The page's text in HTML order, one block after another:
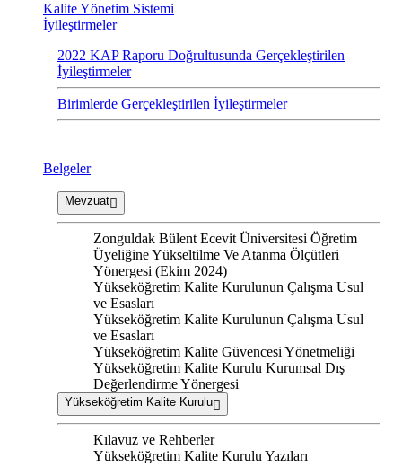
Kalite Yönetim Sistemi
İyileştirmeler
2022 KAP Raporu Doğrultusunda Gerçekleştirilen
İyileştirmeler
Birimlerde Gerçekleştirilen İyileştirmeler
Belgeler
Mevzuat
Zonguldak Bülent Ecevit Üniversitesi Öğretim
Üyeliğine Yükseltilme Ve Atanma Ölçütleri
Yönergesi (Ekim 2024)
Yükseköğretim Kalite Kurulunun Çalışma Usul
ve Esasları
Yükseköğretim Kalite Kurulunun Çalışma Usul
ve Esasları
Yükseköğretim Kalite Güvencesi Yönetmeliği
Yükseköğretim Kalite Kurulu Kurumsal Dış
Değerlendirme Yönergesi
Yükseköğretim Kalite Kurulu
Kılavuz ve Rehberler
Yükseköğretim Kalite Kurulu Yazıları